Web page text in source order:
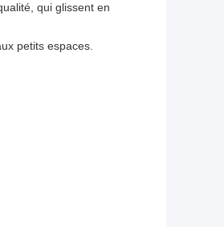
qui glissent en
petits espaces.